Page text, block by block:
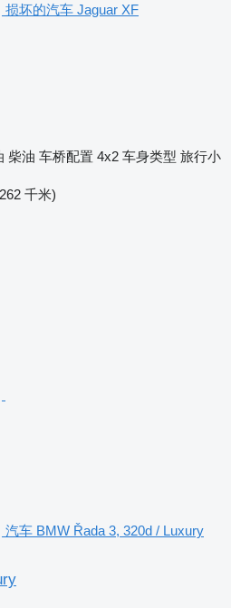
损坏的汽车 Jaguar XF
柴油 车桥配置 4x2 车身类型 旅行小
千米)
汽车 BMW Řada 3, 320d / Luxury